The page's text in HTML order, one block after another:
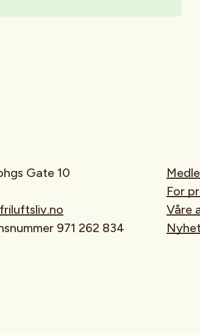
Gate 10
971 262 834
For
Våre